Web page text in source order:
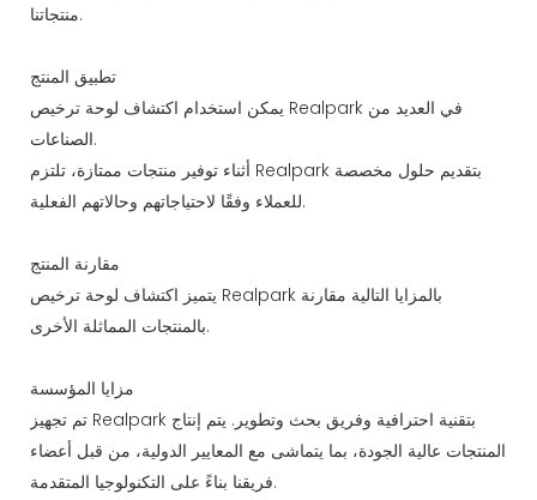
منتجاتنا.
تطبيق المنتج
يمكن استخدام اكتشاف لوحة ترخيص Realpark في العديد من
الصناعات.
أثناء توفير منتجات ممتازة، تلتزم Realpark بتقديم حلول مخصصة
للعملاء وفقًا لاحتياجاتهم وحالاتهم الفعلية.
مقارنة المنتج
يتميز اكتشاف لوحة ترخيص Realpark بالمزايا التالية مقارنة
بالمنتجات المماثلة الأخرى.
مزايا المؤسسة
تم تجهيز Realpark بتقنية احترافية وفريق بحث وتطوير. يتم إنتاج
المنتجات عالية الجودة، بما يتماشى مع المعايير الدولية، من قبل أعضاء
فريقنا بناءً على التكنولوجيا المتقدمة.